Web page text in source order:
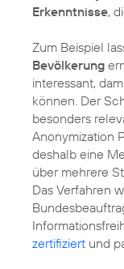
Erkenntnisse,
Zum Beispiel
Bevölkerung
interessant,
können. Der
besonders
Anonymization
deshalb eine
über mehrere
Das Verfahren
zertifiziert und